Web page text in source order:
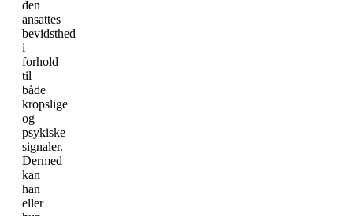
den
ansattes
bevidsthed
i
forhold
til
både
kropslige
og
psykiske
signaler.
Dermed
kan
han
eller